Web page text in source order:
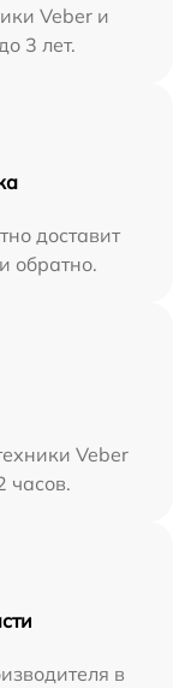
Veber и
3 лет.
доставит
обратно.
Veber
часов.
в